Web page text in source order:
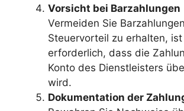
Vorsicht bei Barzahlungen
Vermeiden Sie
Steuervorteil zu erhalten, ist
erforderlich, dass die
Konto des Dienstleisters
wird.
Dokumentation der